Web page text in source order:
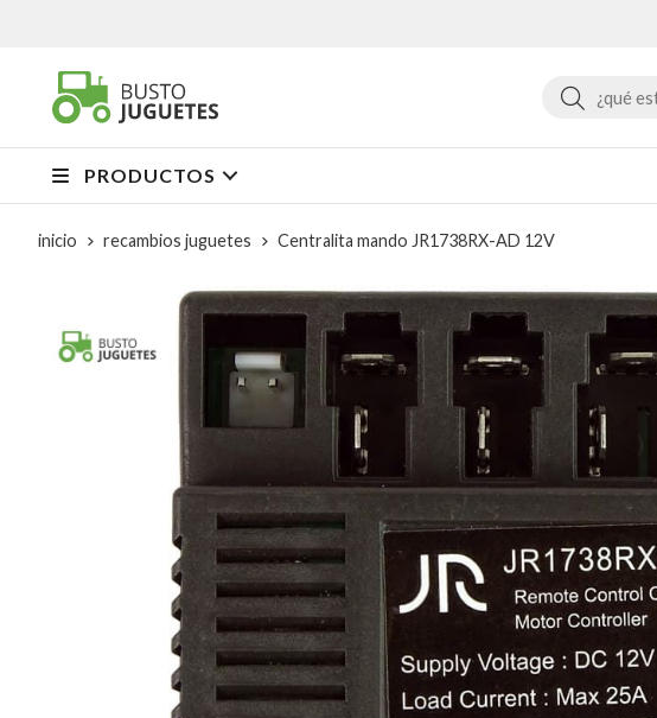
Buscar
PRODUCTOS
inicio recambios juguetes Centralita mando JR1738RX-AD 12V